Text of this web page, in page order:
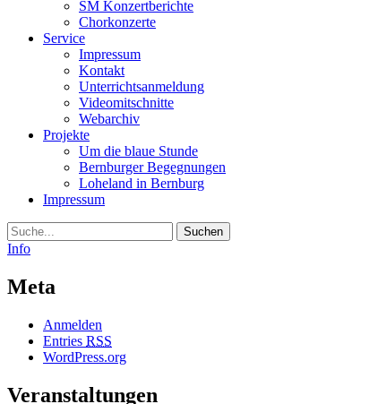
SM Konzertberichte
Chorkonzerte
Service
Impressum
Kontakt
Unterrichtsanmeldung
Videomitschnitte
Webarchiv
Projekte
Um die blaue Stunde
Bernburger Begegnungen
Loheland in Bernburg
Impressum
Suche
Info
Meta
Anmelden
Entries RSS
WordPress.org
Veranstaltungen